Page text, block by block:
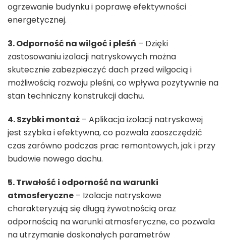
ogrzewanie budynku i poprawę efektywności
energetycznej.
3. Odporność na wilgoć i pleśń – Dzięki
zastosowaniu izolacji natryskowych można
skutecznie zabezpieczyć dach przed wilgocią i
możliwością rozwoju pleśni, co wpływa pozytywnie na
stan techniczny konstrukcji dachu.
4. Szybki montaż – Aplikacja izolacji natryskowej
jest szybka i efektywna, co pozwala zaoszczędzić
czas zarówno podczas prac remontowych, jak i przy
budowie nowego dachu.
5. Trwałość i odporność na warunki
atmosferyczne – Izolacje natryskowe
charakteryzują się długą żywotnością oraz
odpornością na warunki atmosferyczne, co pozwala
na utrzymanie doskonałych parametrów